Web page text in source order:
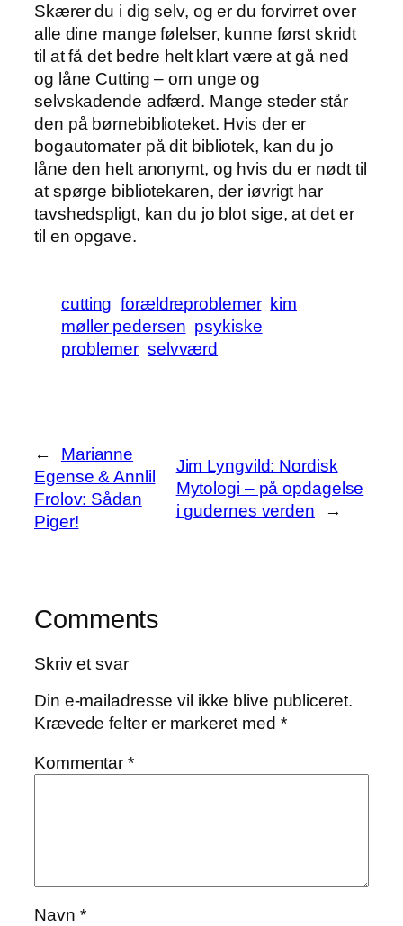
Skærer du i dig selv, og er du forvirret over
alle dine mange følelser, kunne først skridt
til at få det bedre helt klart være at gå ned
og låne Cutting – om unge og
selvskadende adfærd. Mange steder står
den på børnebiblioteket. Hvis der er
bogautomater på dit bibliotek, kan du jo
låne den helt anonymt, og hvis du er nødt til
at spørge bibliotekaren, der iøvrigt har
tavshedspligt, kan du jo blot sige, at det er
til en opgave.
cutting forældreproblemer kim
møller pedersen psykiske
problemer selvværd
←
Marianne
Egense & Annlil
Frolov: Sådan
Piger!
Jim Lyngvild: Nordisk
Mytologi – på opdagelse
i gudernes verden
→
Comments
Skriv et svar
Din e-mailadresse vil ikke blive publiceret.
Krævede felter er markeret med *
Kommentar*
Navn *